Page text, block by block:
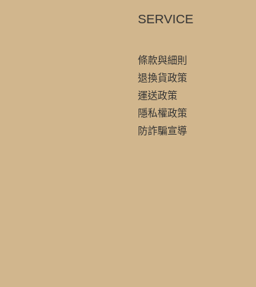
SERVICE
條款與細則
退換貨政策
運送政策
隱私權政策
防詐騙宣導